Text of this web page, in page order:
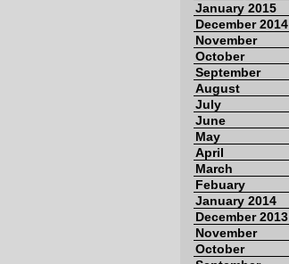
January 2015
December 2014
November
October
September
August
July
June
May
April
March
Febuary
January 2014
December 2013
November
October